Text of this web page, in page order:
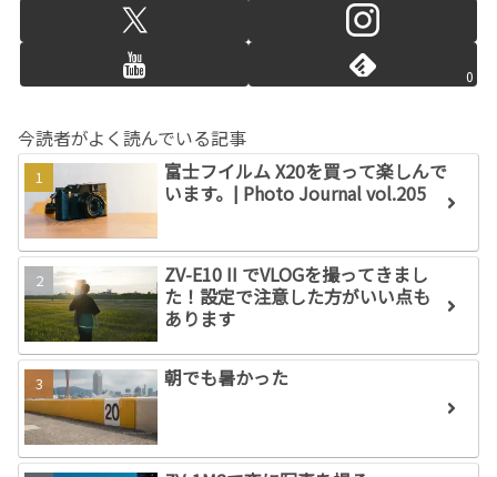
0
今読者がよく読んでいる記事
富士フイルム X20を買って楽しんで
います。| Photo Journal vol.205
ZV-E10 II でVLOGを撮ってきまし
た！設定で注意した方がいい点も
あります
朝でも暑かった